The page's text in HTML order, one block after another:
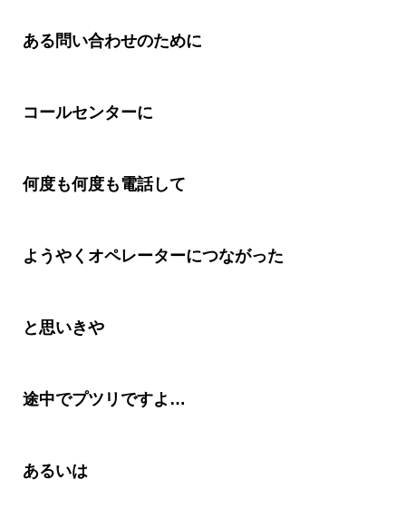
ある問い合わせのために
コールセンターに
何度も何度も電話して
ようやくオペレーターにつながった
と思いきや
途中でプツリですよ …
あるいは